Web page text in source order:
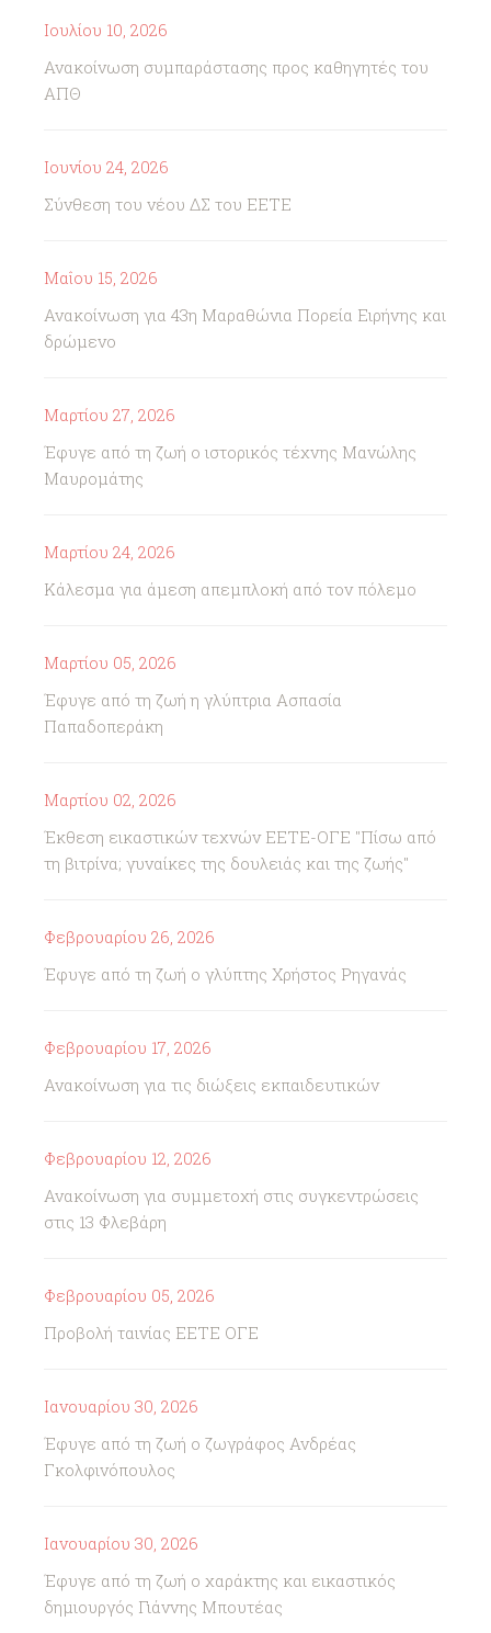
Ιουλίου 10, 2026
Ανακοίνωση συμπαράστασης προς καθηγητές του
ΑΠΘ
Ιουνίου 24, 2026
Σύνθεση του νέου ΔΣ του ΕΕΤΕ
Μαΐου 15, 2026
Ανακοίνωση για 43η Μαραθώνια Πορεία Ειρήνης και
δρώμενο
Μαρτίου 27, 2026
Έφυγε από τη ζωή ο ιστορικός τέχνης Μανώλης
Μαυρομάτης
Μαρτίου 24, 2026
Κάλεσμα για άμεση απεμπλοκή από τον πόλεμο
Μαρτίου 05, 2026
Έφυγε από τη ζωή η γλύπτρια Ασπασία
Παπαδοπεράκη
Μαρτίου 02, 2026
Έκθεση εικαστικών τεχνών ΕΕΤΕ-ΟΓΕ "Πίσω από
τη βιτρίνα; γυναίκες της δουλειάς και της ζωής"
Φεβρουαρίου 26, 2026
Έφυγε από τη ζωή ο γλύπτης Χρήστος Ρηγανάς
Φεβρουαρίου 17, 2026
Ανακοίνωση για τις διώξεις εκπαιδευτικών
Φεβρουαρίου 12, 2026
Ανακοίνωση για συμμετοχή στις συγκεντρώσεις
στις 13 Φλεβάρη
Φεβρουαρίου 05, 2026
Προβολή ταινίας ΕΕΤΕ ΟΓΕ
Ιανουαρίου 30, 2026
Έφυγε από τη ζωή ο ζωγράφος Ανδρέας
Γκολφινόπουλος
Ιανουαρίου 30, 2026
Έφυγε από τη ζωή ο χαράκτης και εικαστικός
δημιουργός Γιάννης Μπουτέας